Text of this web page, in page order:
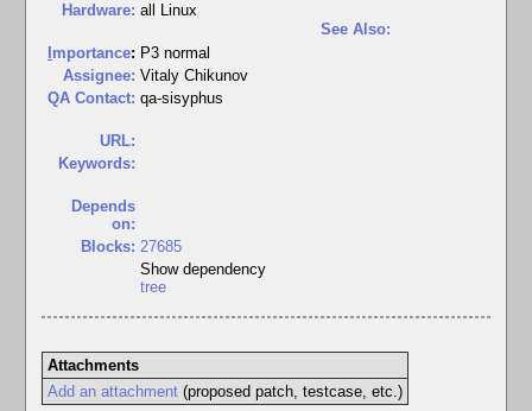
Hardware: all Linux
mportance: P3 normal
Assignee: Vitaly Chikunov
QA Contact: qa-sisyphus
URL:
Keywords:
Depends
on:
Blocks: 27685
Show dependency
tree
See Also:
Attachments
Add an attachment(proposed patch, testcase, etc.)